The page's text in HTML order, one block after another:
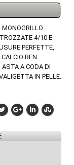
4/10 E
PERFETTE,
BEN
A CODA DI
IN PELLE.